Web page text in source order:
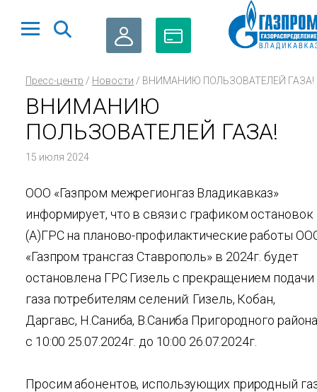
Пресс-центр / Новости / ВНИМАНИЮ ПОЛЬЗОВАТЕЛЕЙ ГАЗА!
ВНИМАНИЮ
ПОЛЬЗОВАТЕЛЕЙ ГАЗА!
15 июля 2024
ООО «Газпром межрегионгаз Владикавказ»
информирует, что в связи с графиком остановок
(А)ГРС на планово-профилактические работы
«Газпром трансгаз Ставрополь» в 2024г. будет
остановлена ГРС Гизель с прекращением подачи
газа потребителям селений: Гизель, Кобан,
Даргавс, Н.Саниба, В.Саниба Пригородного
с 10:00 25.07.2024г. до 10:00 26.07.2024г.
Просим абонентов, использующих природный